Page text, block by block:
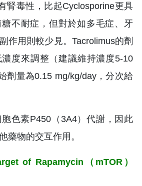
腎毒性，比起Cyclosporine更具
不耐症，但對於如多毛症、牙
作用則較少見。Tacrolimus的劑
度來調整（建議維持濃度5-10
劑量為0.15 mg/kg/day，分次給
色素P450（3A4）代謝，因此
藥物的交互作用。
of Rapamycin（mTOR）